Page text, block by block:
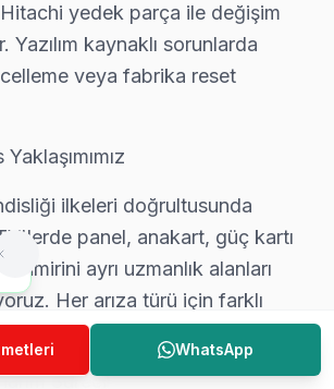
televizyonunuzun tamirini
Tamiri – Sarıyer'de Aynı Gün
bozulduğunda saatler içinde
hızlıyız?
hazır yedek parça ile tek
hafta sonu ve tatil günlerinde
ve SMS bilgilendirme
randevu çakışmasında alternatif
acil ekran servisi için şimdi arayın
yedek parça ile değişim
Yazılım kaynaklı sorunlarda
veya fabrika reset
ilkeleri doğrultusunda
panel, anakart, güç kartı
tamirini ayrı uzmanlık alanları
Her arıza türü için farklı
Süreci
WhatsApp